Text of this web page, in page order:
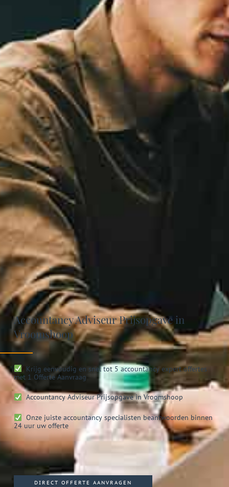
Accountancy Adviseur Prijsopgave in
Vroomshoop
Krijg eenvoudig en snel tot 5 accountancy expert offertes
met 1 Offerte Aanvraag
Accountancy AdviseurPrijsopgave in Vroomshoop
Onze juiste accountancy specialisten beantwoorden binnen
24 uur uw offerte
DIRECT OFFERTE AANVRAGEN